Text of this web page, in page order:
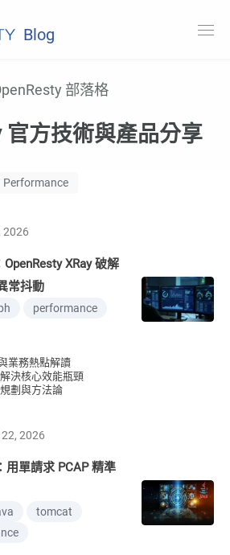
Blog
部落格
官方技術與產品分享
Performance
2026
XRay 破解
常抖動
performance
業務熱點解讀
決核心效能瓶頸
劃與方法論
2026
用單請求 PCAP 精準
tomcat